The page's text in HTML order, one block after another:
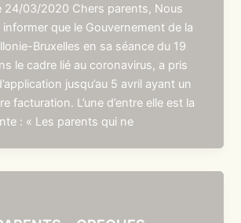
24/03/2020 Chers parents, Nous
que le Gouvernement de la
Bruxelles en sa séance du 19
le cadre lié au coronavirus, a pris
jusqu’au 5 avril ayant un
facturation. L’une d’entre elle est la
: « Les parents qui ne